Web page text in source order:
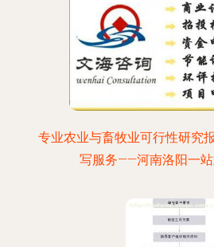
专业农业与畜牧业可行性研究
写服务——河南洛阳一